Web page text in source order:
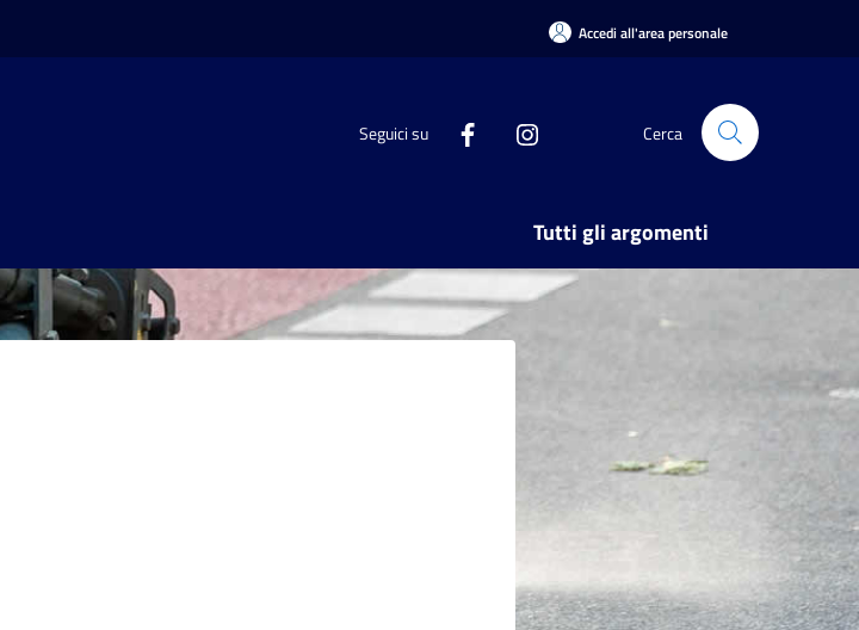
Accedi all'area personale
Seguici su Cerca
Tutti gli argomenti